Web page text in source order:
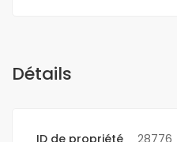
Détails